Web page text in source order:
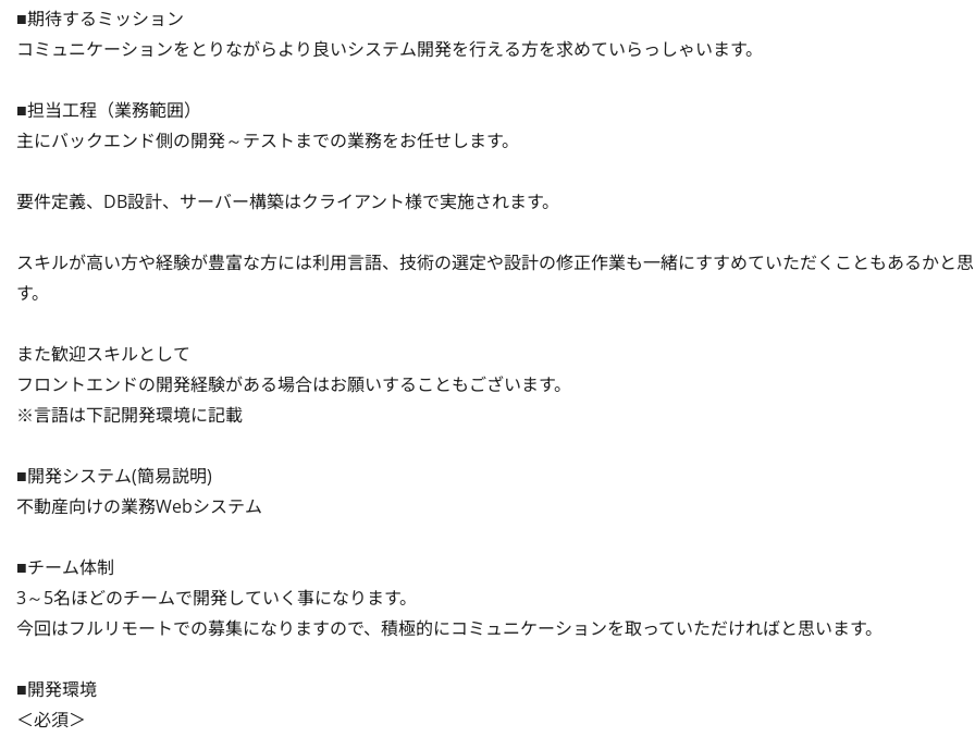
■期待するミッション
コミュニケーションをとりながらより良いシステム開発を行える方を求めていらっしゃいます。
■担当工程（業務範囲）
主にバックエンド側の開発～テストまでの業務をお任せします。
要件定義、DB設計、サーバー構築はクライアント様で実施されます。
スキルが高い方や経験が豊富な方には利用言語、技術の選定や設計の修正作業も一緒にすすめていただくこともあるかと
す。
また歓迎スキルとして
フロントエンドの開発経験がある場合はお願いすることもございます。
※言語は下記開発環境に記載
■開発システム(簡易説明)
不動産向けの業務Webシステム
■チーム体制
3～5名ほどのチームで開発していく事になります。
今回はフルリモートでの募集になりますので、積極的にコミュニケーションを取っていただければと思います。
■開発環境
＜必須＞